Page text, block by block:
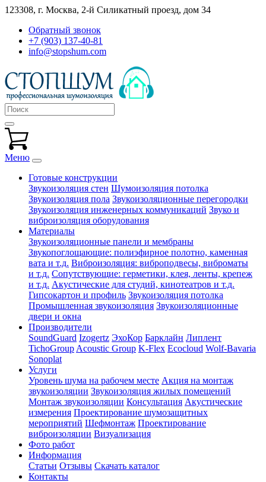
123308, г. Москва, 2-й Силикатный проезд, дом 34
Обратный звонок
+7 (903) 137-40-81
info@stopshum.com
Меню
Готовые конструкции
Звукоизоляция стен Шумоизоляция потолка
Звукоизоляция пола Звукоизоляционные перегородки
Звукоизоляция инженерных коммуникаций Звуко и
виброизоляция оборудования
Материалы
Звукоизоляционные панели и мембраны
Звукопоглощающие: полиэфирное полотно, каменная
вата и т.д. Виброизоляция: виброподвесы, виброматы
и т.д. Сопутствующие: герметики, клея, ленты, крепеж
и т.д. Акустические для студий, кинотеатров и т.д.
Гипсокартон и профиль Звукоизоляция потолка
Промышленная звукоизоляция Звукоизоляционные
двери и окна
Производители
SoundGuard Izogertz ЭхоКор Барклайн Липлент
TichoGroup Acoustic Group K-Flex Ecocloud Wolf-Bavaria
Sonoplat
Услуги
Уровень шума на рабочем месте Акция на монтаж
звукоизоляции Звукоизоляция жилых помещений
Монтаж звукоизоляции Консультация Акустические
измерения Проектирование шумозащитных
мероприятий Шефмонтаж Проектирование
виброизоляции Визуализация
Фото работ
Информация
Статьи Отзывы Скачать каталог
Контакты